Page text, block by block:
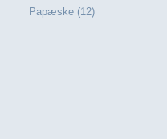
Papæske (12)